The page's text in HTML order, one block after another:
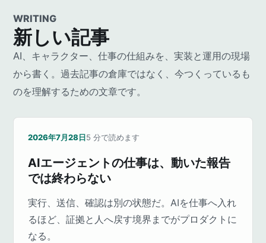
WRITING
新しい記事
AI、キャラクター、仕事の仕組みを、実装と運用の現場
から書く。過去記事の倉庫ではなく、今つくっているも
のを理解するための文章です。
2026年7月28日5 分で読めます
AIエージェントの仕事は、動いた報告
では終わらない
実行、送信、確認は別の状態だ。AIを仕事へ入れ
るほど、証拠と人へ戻す境界までがプロダクトに
なる。